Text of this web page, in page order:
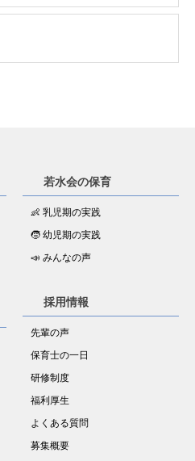
若水会の保育
👶 乳児期の実践
🧒 幼児期の実践
📣 みんなの声
採用情報
先輩の声
保育士の一日
研修制度
福利厚生
よくある質問
募集概要